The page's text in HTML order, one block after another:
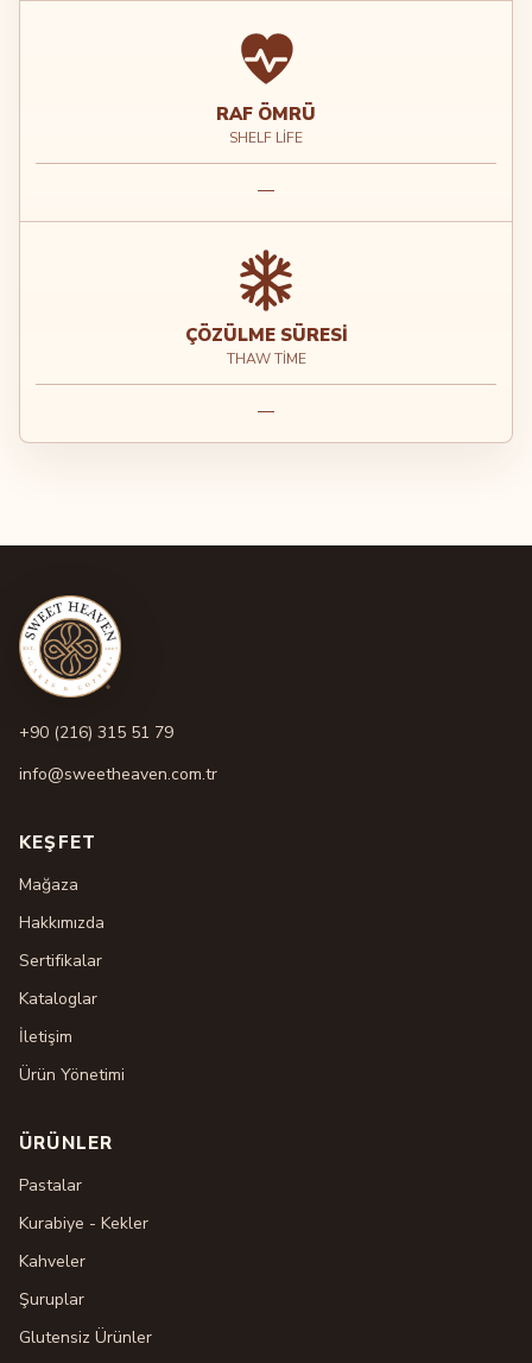
RAF ÖMRÜ
SHELF LIFE
—
ÇÖZÜLME SÜRESI
THAW TIME
—
+90 (216) 315 51 79
info@sweetheaven.com.tr
KEŞFET
Mağaza
Hakkımızda
Sertifikalar
Kataloglar
İletişim
Ürün Yönetimi
ÜRÜNLER
Pastalar
Kurabiye - Kekler
Kahveler
Şuruplar
Glutensiz Ürünler